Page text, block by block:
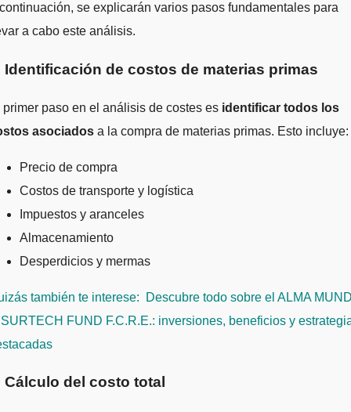
se explicarán varios pasos fundamentales para
a cabo este análisis.
Identificación de costos de materias primas
primer paso en el análisis de costes es identificar todos los
asociados a la compra de materias primas. Esto incluye:
Precio de compra
Costos de transporte y logística
Impuestos y aranceles
Almacenamiento
Desperdicios y mermas
también te interese:
Descubre todo sobre el ALMA
FUND F.C.R.E.: inversiones, beneficios y
Cálculo del costo total